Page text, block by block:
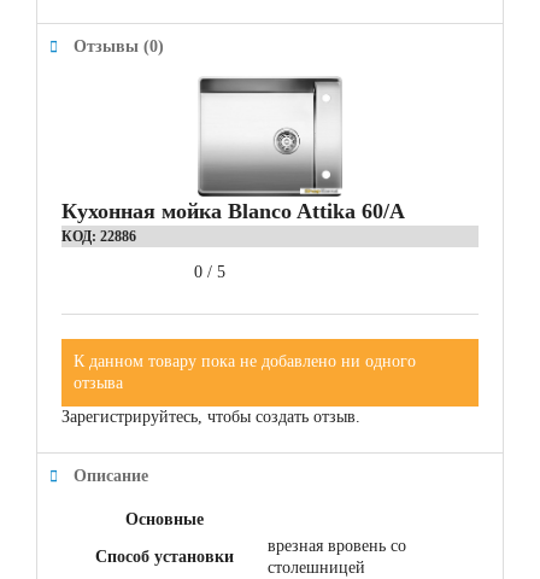
Отзывы (0)
Кухонная мойка Blanco Attika 60/A
КОД: 22886
0 / 5
К данном товару пока не добавлено ни одного
отзыва
Зарегистрируйтесь, чтобы создать отзыв.
Описание
Основные
Способ установки
врезная вровень со
столешницей